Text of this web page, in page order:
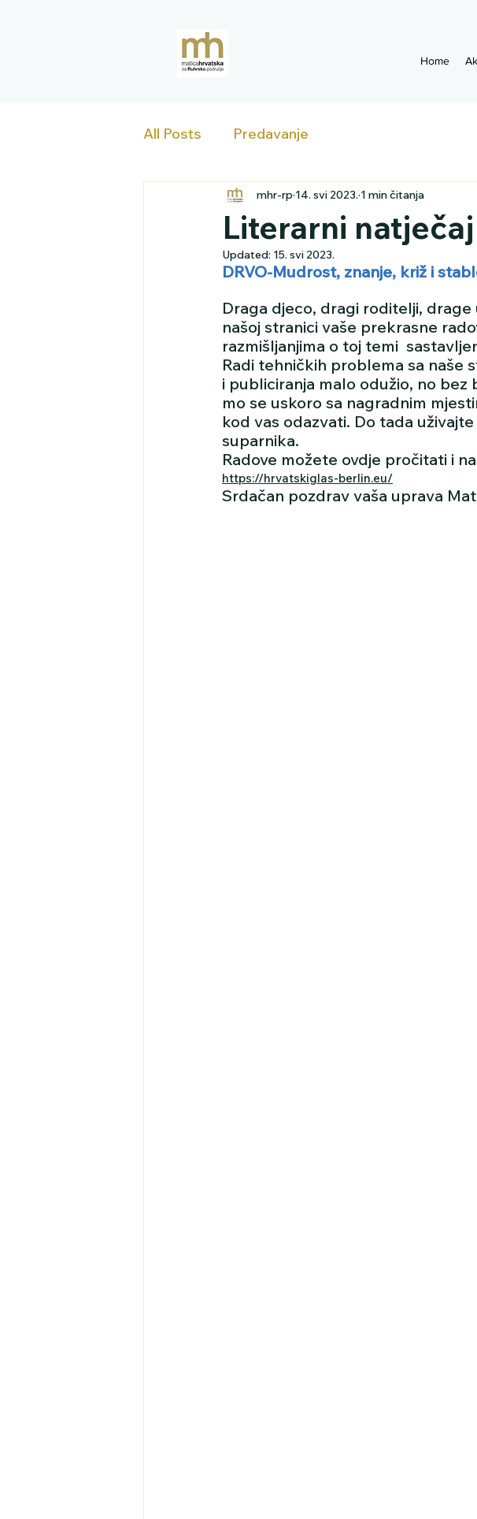
Home
All Posts Predavanje
Literarni natječaj
mhr-rp 14. svi 2023. 1 min čitanja
Updated: 15. svi 2023.
DRVO-Mudrost, znanje, križ i
Draga djeco, dragi roditelji,
našoj stranici vaše prekrasne
razmišljanjima o toj temi
Radi tehničkih problema sa naše
i publiciranja malo odužio, no
mo se uskoro sa nagradnim
kod vas odazvati. Do tada
suparnika.
Radove možete ovdje pročitati i
https://hrvatskiglas-berlin.eu/
Srdačan pozdrav vaša uprava